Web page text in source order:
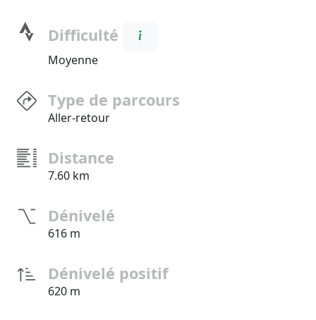
Difficulté
Moyenne
Type de parcours
Aller-retour
Distance
7.60 km
Dénivelé
616 m
Dénivelé positif
620 m